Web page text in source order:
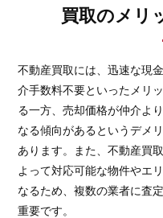
買取のメリ
不動産買取には、迅速な現
介手数料不要といったメリ
る一方、売却価格が仲介よ
なる傾向があるというデメ
あります。また、不動産買
よって対応可能な物件やエ
なるため、複数の業者に査
重要です。